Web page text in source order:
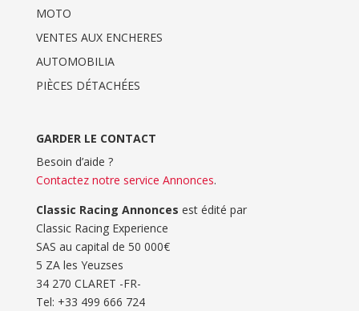
MOTO
VENTES AUX ENCHERES
AUTOMOBILIA
PIÈCES DÉTACHÉES
GARDER LE CONTACT
Besoin d’aide ?
Contactez notre service Annonces.
Classic Racing Annonces est édité par
Classic Racing Experience
SAS au capital de 50 000€
5 ZA les Yeuzses
34 270 CLARET -FR-
Tel: ‭+33 499 666 724‬